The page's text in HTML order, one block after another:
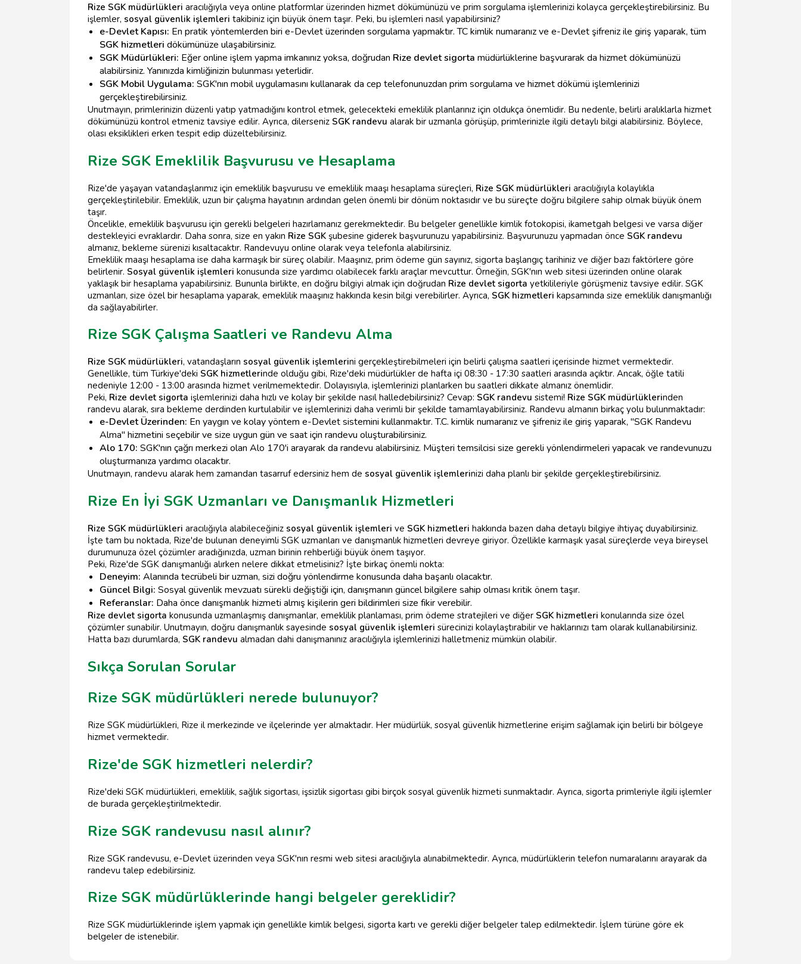
Rize SGK müdürlükleri aracılığıyla veya online platformlar üzerinden hizmet dökümünüzü ve prim sorgulama işlemlerinizi kolayca gerçekleştirebilirsiniz. Bu
işlemler, sosyal güvenlik işlemleri takibiniz için büyük önem taşır. Peki, bu işlemleri nasıl yapabilirsiniz?
e-Devlet Kapısı: En pratik yöntemlerden biri e-Devlet üzerinden sorgulama yapmaktır. TC kimlik numaranız ve e-Devlet şifreniz ile giriş yaparak, tüm
SGK hizmetleri dökümünüze ulaşabilirsiniz.
SGK Müdürlükleri: Eğer online işlem yapma imkanınız yoksa, doğrudan Rize devlet sigorta müdürlüklerine başvurarak da hizmet dökümünüzü
alabilirsiniz. Yanınızda kimliğinizin bulunması yeterlidir.
SGK Mobil Uygulama: SGK'nın mobil uygulamasını kullanarak da cep telefonunuzdan prim sorgulama ve hizmet dökümü işlemlerinizi
gerçekleştirebilirsiniz.
Unutmayın, primlerinizin düzenli yatıp yatmadığını kontrol etmek, gelecekteki emeklilik planlarınız için oldukça önemlidir. Bu nedenle, belirli aralıklarla hizmet
dökümünüzü kontrol etmeniz tavsiye edilir. Ayrıca, dilerseniz SGK randevu alarak bir uzmanla görüşüp, primlerinizle ilgili detaylı bilgi alabilirsiniz. Böylece,
olası eksiklikleri erken tespit edip düzeltebilirsiniz.
Rize SGK Emeklilik Başvurusu ve Hesaplama
Rize'de yaşayan vatandaşlarımız için emeklilik başvurusu ve emeklilik maaşı hesaplama süreçleri, Rize SGK müdürlükleri aracılığıyla kolaylıkla
gerçekleştirilebilir. Emeklilik, uzun bir çalışma hayatının ardından gelen önemli bir dönüm noktasıdır ve bu süreçte doğru bilgilere sahip olmak büyük önem
taşır.
Öncelikle, emeklilik başvurusu için gerekli belgeleri hazırlamanız gerekmektedir. Bu belgeler genellikle kimlik fotokopisi, ikametgah belgesi ve varsa diğer
destekleyici evraklardır. Daha sonra, size en yakın Rize SGK şubesine giderek başvurunuzu yapabilirsiniz. Başvurunuzu yapmadan önce SGK randevu
almanız, bekleme sürenizi kısaltacaktır. Randevuyu online olarak veya telefonla alabilirsiniz.
Emeklilik maaşı hesaplama ise daha karmaşık bir süreç olabilir. Maaşınız, prim ödeme gün sayınız, sigorta başlangıç tarihiniz ve diğer bazı faktörlere göre
belirlenir. Sosyal güvenlik işlemleri konusunda size yardımcı olabilecek farklı araçlar mevcuttur. Örneğin, SGK'nın web sitesi üzerinden online olarak
yaklaşık bir hesaplama yapabilirsiniz. Bununla birlikte, en doğru bilgiyi almak için doğrudan Rize devlet sigorta yetkilileriyle görüşmeniz tavsiye edilir. SGK
uzmanları, size özel bir hesaplama yaparak, emeklilik maaşınız hakkında kesin bilgi verebilirler. Ayrıca, SGK hizmetleri kapsamında size emeklilik danışmanlığı
da sağlayabilirler.
Rize SGK Çalışma Saatleri ve Randevu Alma
Rize SGK müdürlükleri, vatandaşların sosyal güvenlik işlemlerini gerçekleştirebilmeleri için belirli çalışma saatleri içerisinde hizmet vermektedir.
Genellikle, tüm Türkiye'deki SGK hizmetlerinde olduğu gibi, Rize'deki müdürlükler de hafta içi 08:30 - 17:30 saatleri arasında açıktır. Ancak, öğle tatili
nedeniyle 12:00 - 13:00 arasında hizmet verilmemektedir. Dolayısıyla, işlemlerinizi planlarken bu saatleri dikkate almanız önemlidir.
Peki, Rize devlet sigorta işlemlerinizi daha hızlı ve kolay bir şekilde nasıl halledebilirsiniz? Cevap: SGK randevu sistemi! Rize SGK müdürlüklerinden
randevu alarak, sıra bekleme derdinden kurtulabilir ve işlemlerinizi daha verimli bir şekilde tamamlayabilirsiniz. Randevu almanın birkaç yolu bulunmaktadır:
e-Devlet Üzerinden: En yaygın ve kolay yöntem e-Devlet sistemini kullanmaktır. T.C. kimlik numaranız ve şifreniz ile giriş yaparak, "SGK Randevu
Alma" hizmetini seçebilir ve size uygun gün ve saat için randevu oluşturabilirsiniz.
Alo 170: SGK'nın çağrı merkezi olan Alo 170'i arayarak da randevu alabilirsiniz. Müşteri temsilcisi size gerekli yönlendirmeleri yapacak ve randevunuzu
oluşturmanıza yardımcı olacaktır.
Unutmayın, randevu alarak hem zamandan tasarruf edersiniz hem de sosyal güvenlik işlemlerinizi daha planlı bir şekilde gerçekleştirebilirsiniz.
Rize En İyi SGK Uzmanları ve Danışmanlık Hizmetleri
Rize SGK müdürlükleri aracılığıyla alabileceğiniz sosyal güvenlik işlemleri ve SGK hizmetleri hakkında bazen daha detaylı bilgiye ihtiyaç duyabilirsiniz.
İşte tam bu noktada, Rize'de bulunan deneyimli SGK uzmanları ve danışmanlık hizmetleri devreye giriyor. Özellikle karmaşık yasal süreçlerde veya bireysel
durumunuza özel çözümler aradığınızda, uzman birinin rehberliği büyük önem taşıyor.
Peki, Rize'de SGK danışmanlığı alırken nelere dikkat etmelisiniz? İşte birkaç önemli nokta:
Deneyim: Alanında tecrübeli bir uzman, sizi doğru yönlendirme konusunda daha başarılı olacaktır.
Güncel Bilgi: Sosyal güvenlik mevzuatı sürekli değiştiği için, danışmanın güncel bilgilere sahip olması kritik önem taşır.
Referanslar: Daha önce danışmanlık hizmeti almış kişilerin geri bildirimleri size fikir verebilir.
Rize devlet sigorta konusunda uzmanlaşmış danışmanlar, emeklilik planlaması, prim ödeme stratejileri ve diğer SGK hizmetleri konularında size özel
çözümler sunabilir. Unutmayın, doğru danışmanlık sayesinde sosyal güvenlik işlemleri sürecinizi kolaylaştırabilir ve haklarınızı tam olarak kullanabilirsiniz.
Hatta bazı durumlarda, SGK randevu almadan dahi danışmanınız aracılığıyla işlemlerinizi halletmeniz mümkün olabilir.
Sıkça Sorulan Sorular
Rize SGK müdürlükleri nerede bulunuyor?
Rize SGK müdürlükleri, Rize il merkezinde ve ilçelerinde yer almaktadır. Her müdürlük, sosyal güvenlik hizmetlerine erişim sağlamak için belirli bir bölgeye
hizmet vermektedir.
Rize'de SGK hizmetleri nelerdir?
Rize'deki SGK müdürlükleri, emeklilik, sağlık sigortası, işsizlik sigortası gibi birçok sosyal güvenlik hizmeti sunmaktadır. Ayrıca, sigorta primleriyle ilgili işlemler
de burada gerçekleştirilmektedir.
Rize SGK randevusu nasıl alınır?
Rize SGK randevusu, e-Devlet üzerinden veya SGK'nın resmi web sitesi aracılığıyla alınabilmektedir. Ayrıca, müdürlüklerin telefon numaralarını arayarak da
randevu talep edebilirsiniz.
Rize SGK müdürlüklerinde hangi belgeler gereklidir?
Rize SGK müdürlüklerinde işlem yapmak için genellikle kimlik belgesi, sigorta kartı ve gerekli diğer belgeler talep edilmektedir. İşlem türüne göre ek
belgeler de istenebilir.